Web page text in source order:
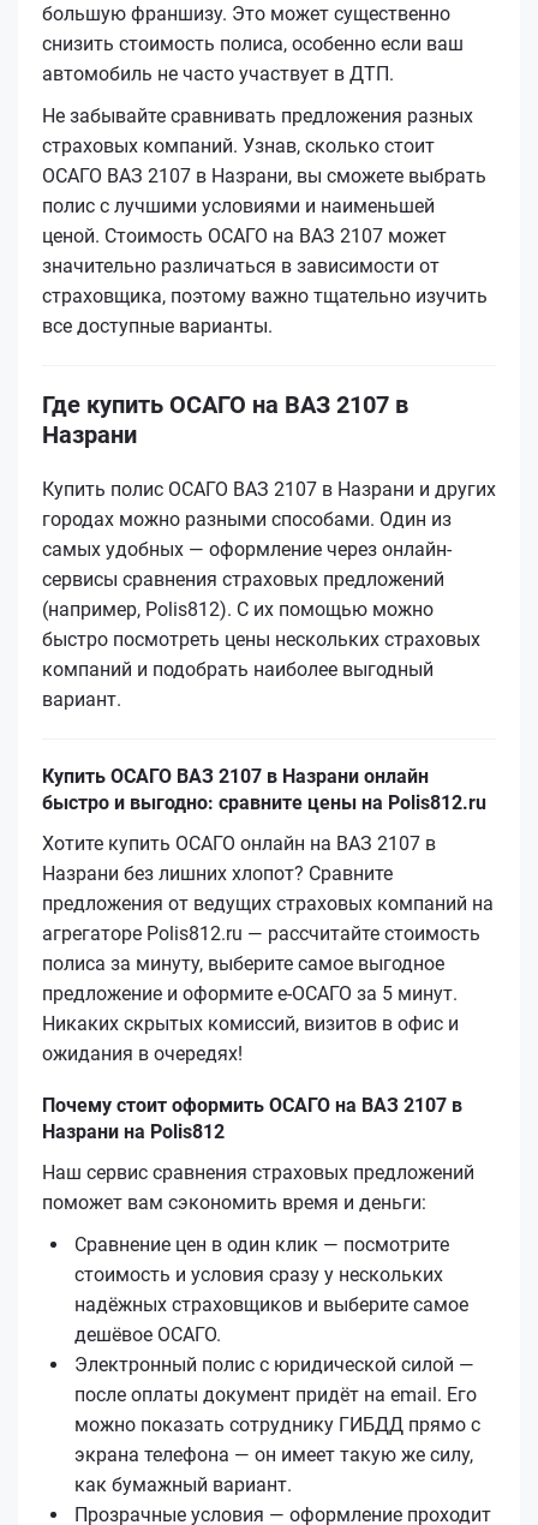
большую франшизу. Это может существенно
снизить стоимость полиса, особенно если ваш
автомобиль не часто участвует в ДТП.
Не забывайте сравнивать предложения разных
страховых компаний. Узнав, сколько стоит
ОСАГО ВАЗ 2107 в Назрани, вы сможете выбрать
полис с лучшими условиями и наименьшей
ценой. Стоимость ОСАГО на ВАЗ 2107 может
значительно различаться в зависимости от
страховщика, поэтому важно тщательно изучить
все доступные варианты.
Где купить ОСАГО на ВАЗ 2107 в
Назрани
Купить полис ОСАГО ВАЗ 2107 в Назрани и других
городах можно разными способами. Один из
самых удобных — оформление через онлайн-
сервисы сравнения страховых предложений
(например, Polis812). С их помощью можно
быстро посмотреть цены нескольких страховых
компаний и подобрать наиболее выгодный
вариант.
Купить ОСАГО ВАЗ 2107 в Назрани онлайн
быстро и выгодно: сравните цены на Polis812.ru
Хотите купить ОСАГО онлайн на ВАЗ 2107 в
Назрани без лишних хлопот? Сравните
предложения от ведущих страховых компаний на
агрегаторе Polis812.ru — рассчитайте стоимость
полиса за минуту, выберите самое выгодное
предложение и оформите е‑ОСАГО за 5 минут.
Никаких скрытых комиссий, визитов в офис и
ожидания в очередях!
Почему стоит оформить ОСАГО на ВАЗ 2107 в
Назрани на Polis812
Наш сервис сравнения страховых предложений
поможет вам сэкономить время и деньги:
Сравнение цен в один клик — посмотрите
стоимость и условия сразу у нескольких
надёжных страховщиков и выберите самое
дешёвое ОСАГО.
Электронный полис с юридической силой —
после оплаты документ придёт на email. Его
можно показать сотруднику ГИБДД прямо с
экрана телефона — он имеет такую же силу,
как бумажный вариант.
Прозрачные условия — оформление проходит